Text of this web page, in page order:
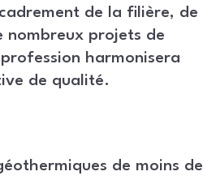
de la filière, de
nombreux projets de
harmonisera
de qualité.
de moins de